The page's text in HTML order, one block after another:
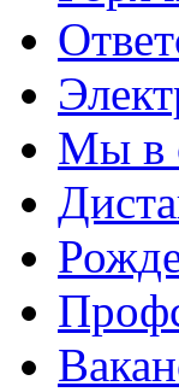
Мы в